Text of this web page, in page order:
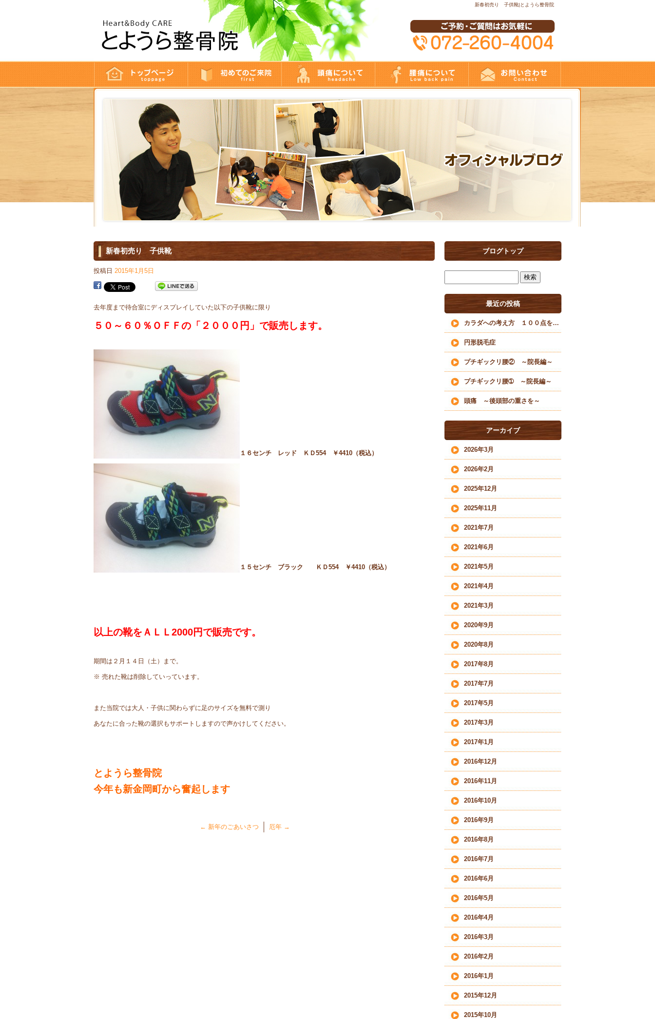
新春初売り 子供靴|とようら整骨院
新春初売り 子供靴
投稿日 2015年1月5日
去年度まで待合室にディスプレイしていた以下の子供靴に限り
５０～６０％ＯＦＦの「２０００円」で販売します。
１６センチ レッド ＫＤ554 ￥4410（税込）
１５センチ ブラック ＫＤ554 ￥4410（税込）
以上の靴をＡＬＬ2000円で販売です。
期間は２月１４日（土）まで。
※ 売れた靴は削除していっています。
また当院では大人・子供に関わらずに足のサイズを無料で測り
あなたに合った靴の選択もサポートしますので声かけしてください。
とようら整骨院
今年も新金岡町から奮起します
← 新年のごあいさつ 厄年 →
ブログトップ
最近の投稿
カラダへの考え方 １００点を目指すな
円形脱毛症
プチギックリ腰② ～院長編～
プチギックリ腰➀ ～院長編～
頭痛 ～後頭部の重さを～
アーカイブ
2026年3月
2026年2月
2025年12月
2025年11月
2021年7月
2021年6月
2021年5月
2021年4月
2021年3月
2020年9月
2020年8月
2017年8月
2017年7月
2017年5月
2017年3月
2017年1月
2016年12月
2016年11月
2016年10月
2016年9月
2016年8月
2016年7月
2016年6月
2016年5月
2016年4月
2016年3月
2016年2月
2016年1月
2015年12月
2015年10月